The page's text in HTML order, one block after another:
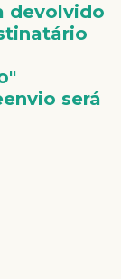
devolvido
será